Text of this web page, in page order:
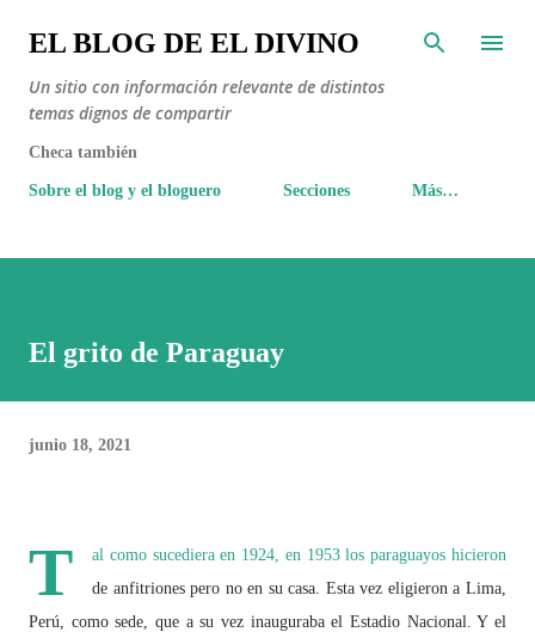
Ir al contenido principal
EL BLOG DE EL DIVINO
Un sitio con información relevante de distintos
temas dignos de compartir
Checa también
Sobre el blog y el bloguero Secciones Más…
El grito de Paraguay
junio 18, 2021
T
al como sucediera en 1924, en 1953 los paraguayos hicieron
de anfitriones pero no en su casa. Esta vez eligieron a Lima,
Perú, como sede, que a su vez inauguraba el Estadio Nacional. Y el